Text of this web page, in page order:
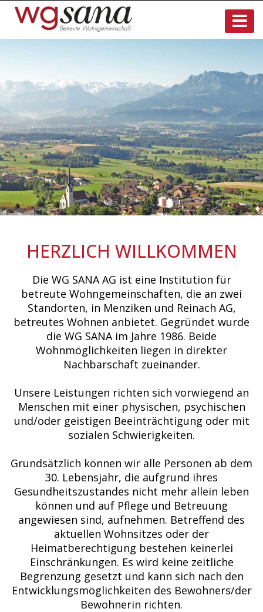
HERZLICH WILLKOMMEN
Die WG SANA AG ist eine Institution für
betreute Wohngemeinschaften, die an zwei
Standorten, in Menziken und Reinach AG,
betreutes Wohnen anbietet. Gegründet wurde
die WG SANA im Jahre 1986. Beide
Wohnmöglichkeiten liegen in direkter
Nachbarschaft zueinander.
Unsere Leistungen richten sich vorwiegend an
Menschen mit einer physischen, psychischen
und/oder geistigen Beeinträchtigung oder mit
sozialen Schwierigkeiten.
Grundsätzlich können wir alle Personen ab dem
30. Lebensjahr, die aufgrund ihres
Gesundheitszustandes nicht mehr allein leben
können und auf Pflege und Betreuung
angewiesen sind, aufnehmen. Betreffend des
aktuellen Wohnsitzes oder der
Heimatberechtigung bestehen keinerlei
Einschränkungen. Es wird keine zeitliche
Begrenzung gesetzt und kann sich nach den
Entwicklungsmöglichkeiten des Bewohners/der
Bewohnerin richten.